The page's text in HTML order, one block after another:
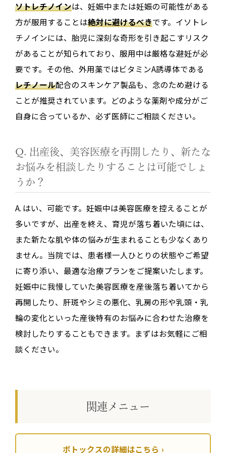
ソトレチノインは、妊娠中または妊娠の可能性がある
方が服用することは絶対に避けるべきです。イソトレ
チノインには、胎児に深刻な奇形を引き起こすリスク
があることが知られており、服用中は厳格な避妊が必
要です。その他、外用薬ではビタミンA誘導体である
レチノール配合のスキンケア製品も、念のため避ける
ことが推奨されています。どのような薬剤や成分がご
自身に合っているか、必ず医師にご相談ください。
Q. 出産後、美容医療を再開したり、新たな
お悩みを相談したりすることは可能でしょ
うか？
A. はい、可能です。妊娠中は美容医療を控えることが
多いですが、出産を終え、育児が落ち着いた頃には、
また新たな肌や体の悩みが生まれることも少なくあり
ません。当院では、患者様一人ひとりの状態やご希望
に寄り添い、最適な治療プランをご提案いたします。
妊娠中に我慢していた美容医療を産後落ち着いてから
再開したり、肝斑やシミの悪化、乳房の形や乳頭・乳
輪の変化といった産後特有のお悩みに合わせた治療を
検討したりすることもできます。まずはお気軽にご相
談ください。
関連メニュー
ボトックスの詳細はこちら